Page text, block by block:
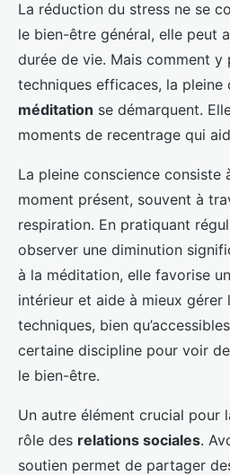
La réduction du stress ne se
le bien-être général, elle peut
durée de vie. Mais comment y
techniques efficaces, la pleine
méditation se démarquent.
moments de recentrage qui
La pleine conscience consiste
moment présent, souvent à
respiration. En pratiquant
observer une diminution
à la méditation, elle favorise
intérieur et aide à mieux gérer
techniques, bien
certaine discipline pour voir
le bien-être.
Un autre élément crucial pour
rôle des relations sociales.
soutien permet de partager